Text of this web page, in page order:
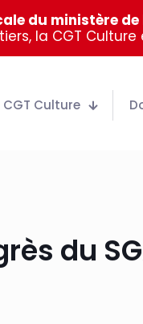
du ministère
la CGT
CGT Culture
du